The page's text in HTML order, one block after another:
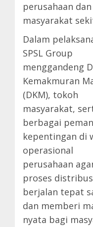
perusahaan dan
masyarakat
Dalam
SPSL Group
menggandeng
Kemakmuran
(DKM), tokoh
masyarakat,
berbagai
kepentingan di
operasional
perusahaan
proses
berjalan tepat
dan memberi
nyata bagi